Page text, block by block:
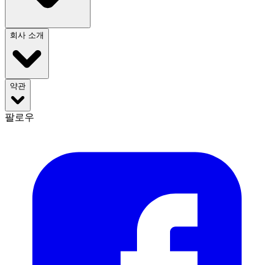
회사 소개
약관
팔로우